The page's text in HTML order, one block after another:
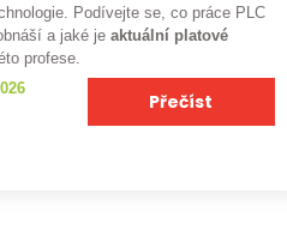
Podívejte se, co práce PLC
a jaké je aktuální platové
profese.
Přečíst